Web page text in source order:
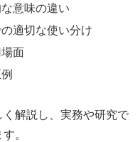
意味の違い
適切な使い分け
面
解説し、実務や研究で
。